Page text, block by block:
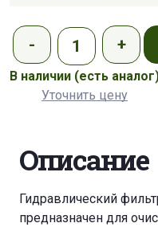
В наличии (есть
Уточнить цену
Описание
Гидравлический
предназначен для